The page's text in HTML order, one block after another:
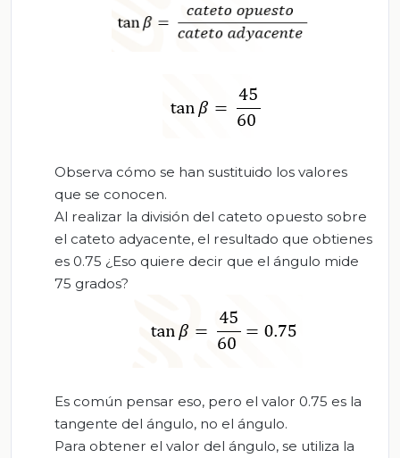
Observa cómo se han sustituido los valores
que se conocen.
Al realizar la división del cateto opuesto sobre
el cateto adyacente, el resultado que obtienes
es 0.75 ¿Eso quiere decir que el ángulo mide
75 grados?
Es común pensar eso, pero el valor 0.75 es la
tangente del ángulo, no el ángulo.
Para obtener el valor del ángulo, se utiliza la